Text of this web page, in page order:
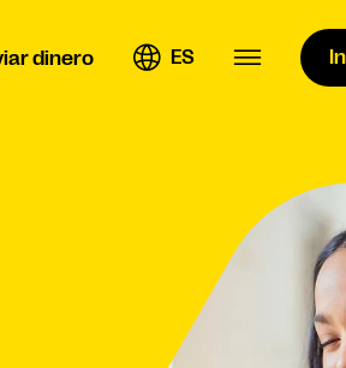
dinero ES